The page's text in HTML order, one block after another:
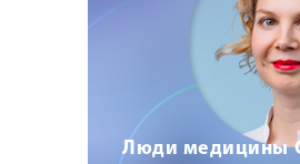
Люди медицины